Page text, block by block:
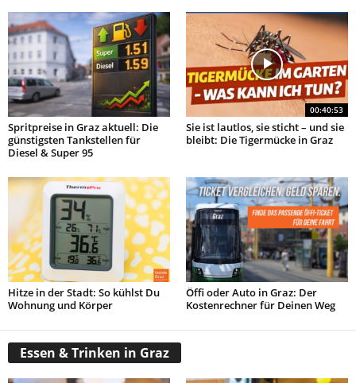
Spritpreise in Graz aktuell: Die
günstigsten Tankstellen für
Diesel & Super 95
00:40:53
Sie ist lautlos, sie sticht – und sie
bleibt: Die Tigermücke in Graz
Hitze in der Stadt: So kühlst Du
Wohnung und Körper
Öffi oder Auto in Graz: Der
Kostenrechner für Deinen Weg
Essen & Trinken in Graz